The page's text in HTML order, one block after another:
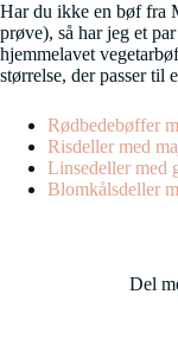
Har du ikke en bøf fra
prøve), så har jeg et
hjemmelavet
størrelse, der passer til
Rødbedebøffer
Risdeller med
Linsedeller med
Blomkålsdeller
Del